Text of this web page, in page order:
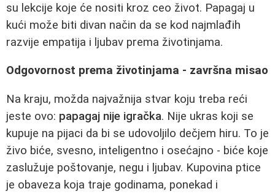
su lekcije koje će nositi kroz ceo život. Papagaj u
kući može biti divan način da se kod najmlađih
razvije empatija i ljubav prema životinjama.
Odgovornost prema životinjama - završna misao
Na kraju, možda najvažnija stvar koju treba reći
jeste ovo: papagaj nije igračka. Nije ukras koji se
kupuje na pijaci da bi se udovoljilo dečjem hiru. To je
živo biće, svesno, inteligentno i osećajno - biće koje
zaslužuje poštovanje, negu i ljubav. Kupovina ptice
je obaveza koja traje godinama, ponekad i